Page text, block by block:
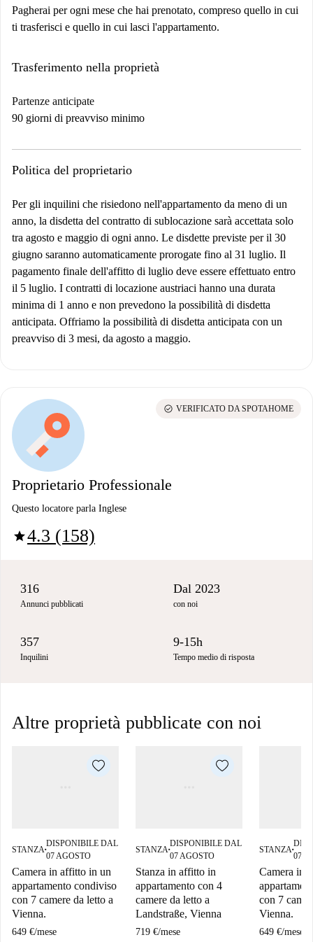
Pagherai per ogni mese che hai prenotato, compreso quello in cui
ti trasferisci e quello in cui lasci l'appartamento.
Trasferimento nella proprietà
Partenze anticipate
90 giorni di preavviso minimo
Politica del proprietario
Per gli inquilini che risiedono nell'appartamento da meno di un
anno, la disdetta del contratto di sublocazione sarà accettata solo
tra agosto e maggio di ogni anno. Le disdette previste per il 30
giugno saranno automaticamente prorogate fino al 31 luglio. Il
pagamento finale dell'affitto di luglio deve essere effettuato entro
il 5 luglio. I contratti di locazione austriaci hanno una durata
minima di 1 anno e non prevedono la possibilità di disdetta
anticipata. Offriamo la possibilità di disdetta anticipata con un
preavviso di 3 mesi, da agosto a maggio.
Proprietario Professionale
Questo locatore parla Inglese
star4.3 (158)
check_circle VERIFICATO DA SPOTAHOME
316
Annunci pubblicati
Dal 2023
con noi
357
Inquilini
9-15h
Tempo medio di risposta
Altre proprietà pubblicate con noi
STANZA■
DISPONIBILE DAL
07 AGOSTO
Camera in affitto in un
appartamento condiviso
con 7 camere da letto a
Vienna.
649 €/mese
STANZA■
DISPONIBILE DAL
07 AGOSTO
Stanza in affitto in
appartamento con 4
camere da letto a
Landstraße, Vienna
719 €/mese
STANZA■
07
Camera in
con 7
Vienna.
649 €/mese